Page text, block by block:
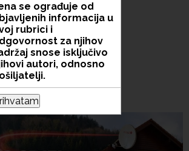
Republikanci BiH
se ograđuje od
informacija u
rubrici i
za njihov
snose isključivo
autori, odnosno